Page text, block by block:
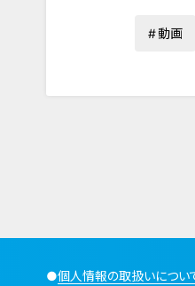
動画
●個人情報の取扱いについ